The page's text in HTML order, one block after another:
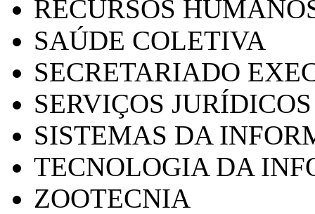
RECURSOS
SAÚDE COLETIVA
SECRETARIADO
SERVIÇOS
SISTEMAS DA
TECNOLOGIA DA
ZOOTECNIA